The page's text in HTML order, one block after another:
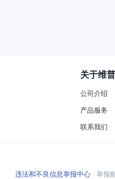
关于维普
公司介绍
产品服务
联系我们
违法和不良信息举报中心举报